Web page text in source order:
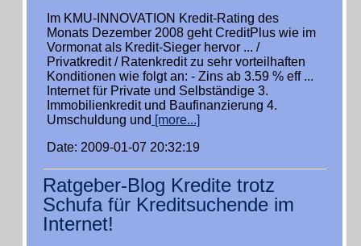
Im KMU-INNOVATION Kredit-Rating des
Monats Dezember 2008 geht CreditPlus wie im
Vormonat als Kredit-Sieger hervor ... /
Privatkredit / Ratenkredit zu sehr vorteilhaften
Konditionen wie folgt an: - Zins ab 3.59 % eff ...
Internet für Private und Selbständige 3.
Immobilienkredit und Baufinanzierung 4.
Umschuldung und [more...]
Date: 2009-01-07 20:32:19
Ratgeber-Blog Kredite trotz
Schufa für Kreditsuchende im
Internet!